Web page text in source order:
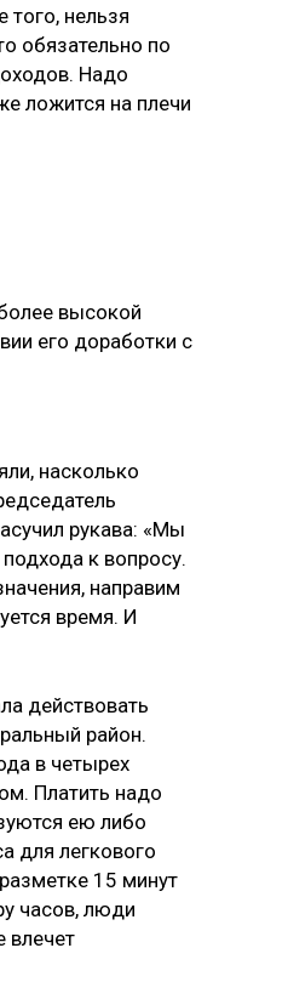
того, нельзя
обязательно по
Надо
ложится на плечи
высокой
его доработки с
насколько
рукава: «Мы
к вопросу.
направим
время. И
действовать
район.
в четырех
Платить надо
ею либо
для легкового
15 минут
часов, люди
влечет